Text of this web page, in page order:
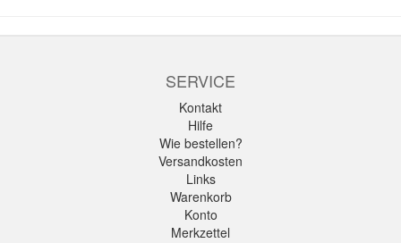
SERVICE
Kontakt
Hilfe
Wie bestellen?
Versandkosten
Links
Warenkorb
Konto
Merkzettel